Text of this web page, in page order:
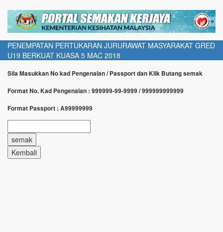
PENEMPATAN PERTUKARAN JURURAWAT MASYARAKAT GRED
U19 BERKUAT KUASA 5 MAC 2018
Sila Masukkan No kad Pengenalan / Passport dan Klik Butang semak
Format No. Kad Pengenalan : 999999-99-9999 / 999999999999
Format Passport : A99999999